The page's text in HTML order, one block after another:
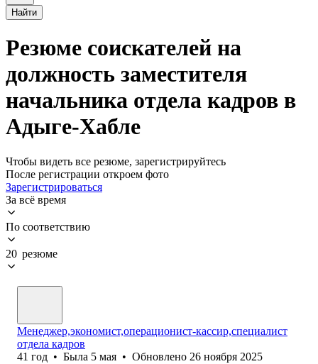
Найти
Резюме соискателей на
должность заместителя
начальника отдела кадров в
Адыге-Хабле
Чтобы видеть все резюме, зарегистрируйтесь
После регистрации откроем фото
Зарегистрироваться
За всё время
По соответствию
20 резюме
Менеджер,экономист,операционист-кассир,специалист
отдела кадров
41 год • Была 5 мая • Обновлено 26 ноября 2025